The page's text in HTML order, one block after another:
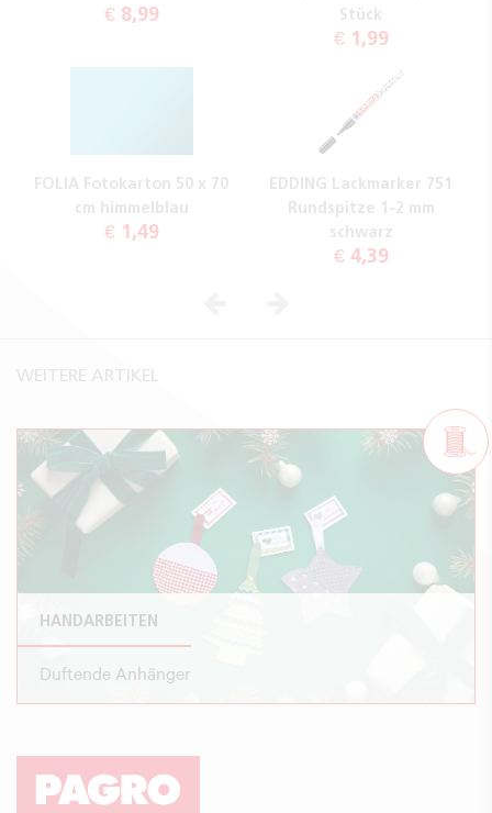
€ 8,99
Stück
€ 1,99
FOLIA Fotokarton 50 x 70
cm himmelblau
€ 1,49
EDDING Lackmarker 751
Rundspitze 1-2 mm
schwarz
€ 4,39
WEITERE ARTIKEL
HANDARBEITEN
Duftende Anhänger